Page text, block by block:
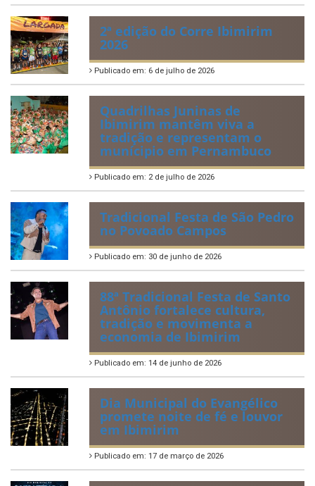
2ª edição do Corre Ibimirim
2026
Publicado em: 6 de julho de 2026
Quadrilhas Juninas de
Ibimirim mantêm viva a
tradição e representam o
munícipio em Pernambuco
Publicado em: 2 de julho de 2026
Tradicional Festa de São Pedro
no Povoado Campos
Publicado em: 30 de junho de 2026
88ª Tradicional Festa de Santo
Antônio fortalece cultura,
tradição e movimenta a
economia de Ibimirim
Publicado em: 14 de junho de 2026
Dia Municipal do Evangélico
promete noite de fé e louvor
em Ibimirim
Publicado em: 17 de março de 2026